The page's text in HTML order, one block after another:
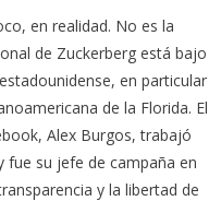
en realidad. No es la
de Zuckerberg está bajo
en particular
de la Florida. El
Alex Burgos, trabajó
fue su jefe de campaña en
y la libertad de